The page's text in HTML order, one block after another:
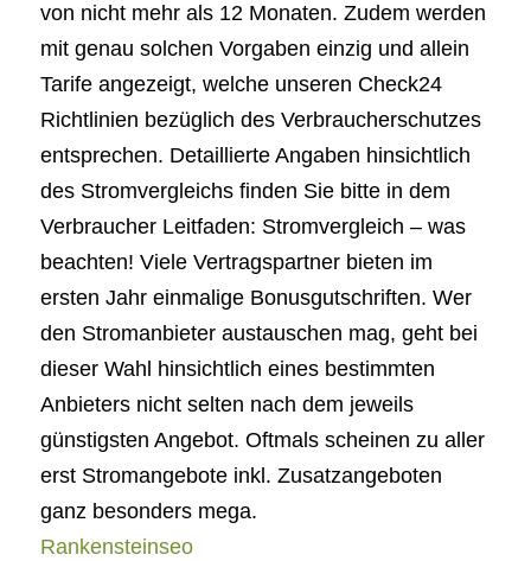
von nicht mehr als 12 Monaten. Zudem werden
mit genau solchen Vorgaben einzig und allein
Tarife angezeigt, welche unseren Check24
Richtlinien bezüglich des Verbraucherschutzes
entsprechen. Detaillierte Angaben hinsichtlich
des Stromvergleichs finden Sie bitte in dem
Verbraucher Leitfaden: Stromvergleich – was
beachten! Viele Vertragspartner bieten im
ersten Jahr einmalige Bonusgutschriften. Wer
den Stromanbieter austauschen mag, geht bei
dieser Wahl hinsichtlich eines bestimmten
Anbieters nicht selten nach dem jeweils
günstigsten Angebot. Oftmals scheinen zu aller
erst Stromangebote inkl. Zusatzangeboten
ganz besonders mega.
Rankensteinseo